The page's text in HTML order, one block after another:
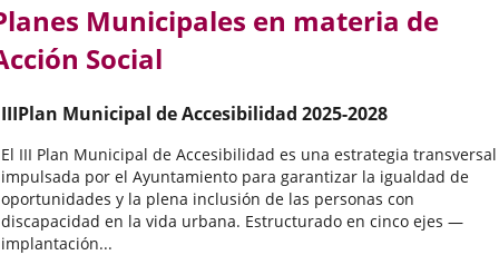
Municipales en materia de
Social
IIIPlan Municipal de Accesibilidad 2025-2028
El III Plan Municipal de Accesibilidad es una estrategia transversal
impulsada por el Ayuntamiento para garantizar la igualdad de
oportunidades y la plena inclusión de las personas con
discapacidad en la vida urbana. Estructurado en cinco ejes —
implantación...